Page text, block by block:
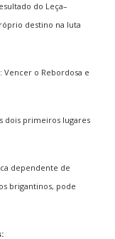
do Leça–
destino na luta
Vencer o Rebordosa e
dois primeiros lugares
dependente de
brigantinos, pode